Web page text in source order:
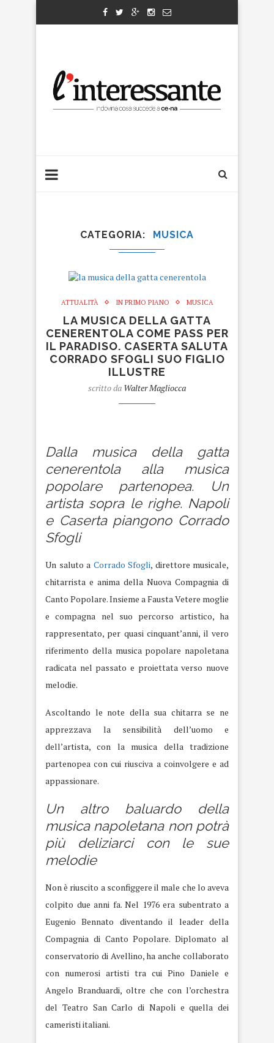
CATEGORIA MUSICA
ATTUALITÀ IN PRIMO PIANO MUSICA
LA MUSICA DELLA GATTA
CENERENTOLA COME PASS PER
IL PARADISO. CASERTA SALUTA
CORRADO SFOGLI SUO FIGLIO
ILLUSTRE
scritto da Walter Magliocca
Dalla musica della gatta
cenerentola alla musica
popolare partenopea. Un
artista sopra le righe. Napoli
e Caserta piangono Corrado
Sfogli
Un saluto a Corrado Sfogli, direttore musicale,
chitarrista e anima della Nuova Compagnia di
Canto Popolare. Insieme a Fausta Vetere moglie
e compagna nel suo percorso artistico, ha
rappresentato, per quasi cinquant’anni, il vero
riferimento della musica popolare napoletana
radicata nel passato e proiettata verso nuove
melodie.
Ascoltando le note della sua chitarra se ne
apprezzava la sensibilità dell’uomo e
dell’artista, con la musica della tradizione
partenopea con cui riusciva a coinvolgere e ad
appassionare.
Un altro baluardo della
musica napoletana non potrà
più deliziarci con le sue
melodie
Non è riuscito a sconfiggere il male che lo aveva
colpito due anni fa. Nel 1976 era subentrato a
Eugenio Bennato diventando il leader della
Compagnia di Canto Popolare. Diplomato al
conservatorio di Avellino, ha anche collaborato
con numerosi artisti tra cui Pino Daniele e
Angelo Branduardi, oltre che con l’orchestra
del Teatro San Carlo di Napoli e quella dei
cameristi italiani.